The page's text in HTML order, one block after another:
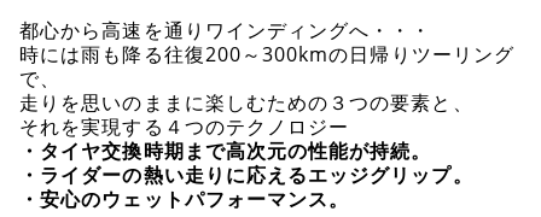
都心から高速を通りワインディングへ・・・
時には雨も降る往復200～300kmの日帰りツーリング
で、
走りを思いのままに楽しむための３つの要素と、
それを実現する４つのテクノロジー
・タイヤ交換時期まで高次元の性能が持続。
・ライダーの熱い走りに応えるエッジグリップ。
・安心のウェットパフォーマンス。